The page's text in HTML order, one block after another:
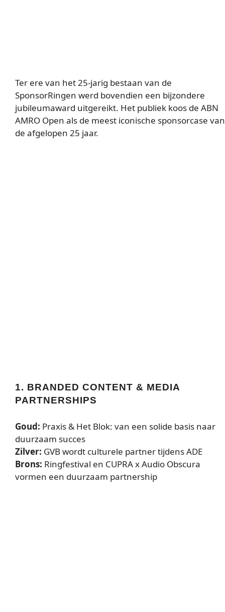
Ter ere van het 25-jarig bestaan van de
SponsorRingen werd bovendien een bijzondere
jubileumaward uitgereikt. Het publiek koos de ABN
AMRO Open als de meest iconische sponsorcase van
de afgelopen 25 jaar.
1. BRANDED CONTENT & MEDIA
PARTNERSHIPS
Goud: Praxis & Het Blok: van een solide basis naar
duurzaam succes
Zilver: GVB wordt culturele partner tijdens ADE
Brons: Ringfestival en CUPRA x Audio Obscura
vormen een duurzaam partnership